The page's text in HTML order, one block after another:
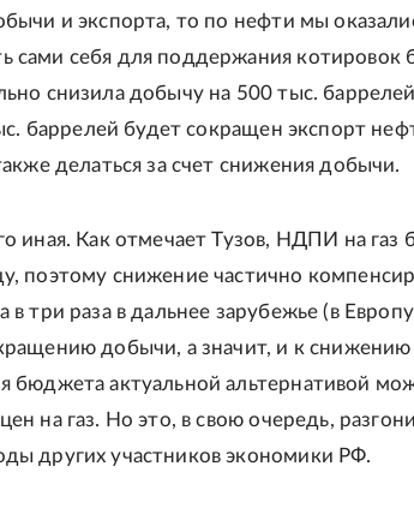
и экспорта, то по нефти мы
сами себя для поддержания котировок
снизила добычу на 500 тыс.
баррелей будет сокращен экспорт
делаться за счет снижения добычи.
иная. Как отмечает Тузов, НДПИ на газ
поэтому снижение частично
в три раза в дальнее зарубежье (в
добычи, а значит, и к
бюджета актуальной альтернативой
на газ. Но это, в свою очередь,
других участников экономики РФ.